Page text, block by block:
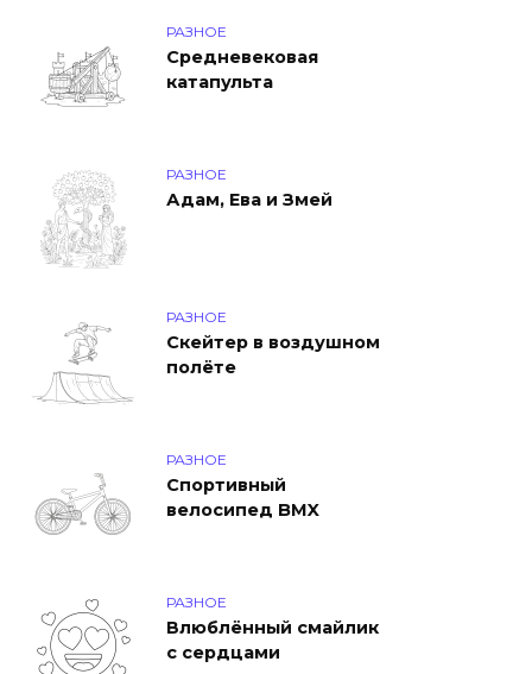
РАЗНОЕ
Средневековая
катапульта
РАЗНОЕ
Адам, Ева и Змей
РАЗНОЕ
Скейтер в воздушном
полёте
РАЗНОЕ
Спортивный
велосипед BMX
РАЗНОЕ
Влюблённый смайлик
с сердцами